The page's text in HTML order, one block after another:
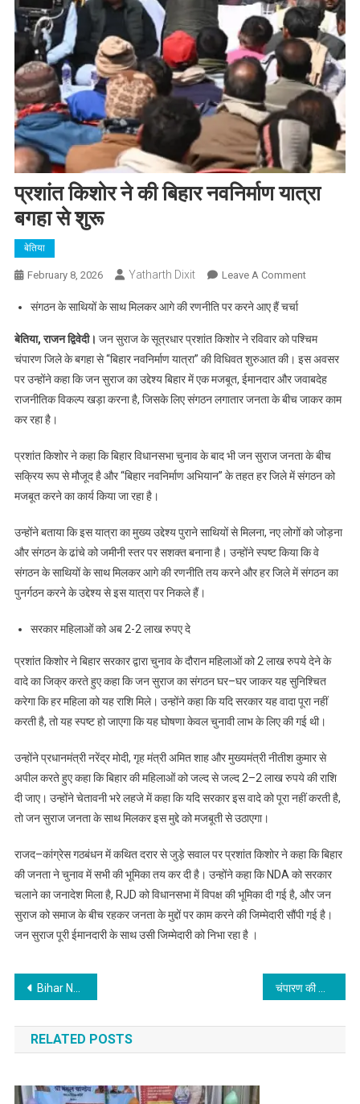
प्रशांत किशोर ने की बिहार नवनिर्माण यात्रा
बगहा से शुरू
बेतिया
February 8, 2026 Yatharth Dixit Leave A CommentOn
बिहार
नवनिर्माण
यात्रा
शुरू
संगठन के साथियों के साथ मिलकर आगे की रणनीति पर करने आए हैं चर्चा
बेतिया, राजन द्विवेदी। जन सुराज के सूत्रधार प्रशांत किशोर ने रविवार को पश्चिम
चंपारण जिले के बगहा से “बिहार नवनिर्माण यात्रा” की विधिवत शुरुआत की। इस अवसर
पर उन्होंने कहा कि जन सुराज का उद्देश्य बिहार में एक मजबूत, ईमानदार और जवाबदेह
राजनीतिक विकल्प खड़ा करना है, जिसके लिए संगठन लगातार जनता के बीच जाकर काम
कर रहा है।
प्रशांत किशोर ने कहा कि बिहार विधानसभा चुनाव के बाद भी जन सुराज जनता के बीच
सक्रिय रूप से मौजूद है और “बिहार नवनिर्माण अभियान” के तहत हर जिले में संगठन को
मजबूत करने का कार्य किया जा रहा है।
उन्होंने बताया कि इस यात्रा का मुख्य उद्देश्य पुराने साथियों से मिलना, नए लोगों को जोड़ना
और संगठन के ढांचे को जमीनी स्तर पर सशक्त बनाना है। उन्होंने स्पष्ट किया कि वे
संगठन के साथियों के साथ मिलकर आगे की रणनीति तय करने और हर जिले में संगठन का
पुनर्गठन करने के उद्देश्य से इस यात्रा पर निकले हैं।
सरकार महिलाओं को अब 2-2 लाख रुपए दे
प्रशांत किशोर ने बिहार सरकार द्वारा चुनाव के दौरान महिलाओं को 2 लाख रुपये देने के
वादे का जिक्र करते हुए कहा कि जन सुराज का संगठन घर–घर जाकर यह सुनिश्चित
करेगा कि हर महिला को यह राशि मिले। उन्होंने कहा कि यदि सरकार यह वादा पूरा नहीं
करती है, तो यह स्पष्ट हो जाएगा कि यह घोषणा केवल चुनावी लाभ के लिए की गई थी।
उन्होंने प्रधानमंत्री नरेंद्र मोदी, गृह मंत्री अमित शाह और मुख्यमंत्री नीतीश कुमार से
अपील करते हुए कहा कि बिहार की महिलाओं को जल्द से जल्द 2–2 लाख रुपये की राशि
दी जाए। उन्होंने चेतावनी भरे लहजे में कहा कि यदि सरकार इस वादे को पूरा नहीं करती है,
तो जन सुराज जनता के साथ मिलकर इस मुद्दे को मजबूती से उठाएगा।
राजद–कांग्रेस गठबंधन में कथित दरार से जुड़े सवाल पर प्रशांत किशोर ने कहा कि बिहार
की जनता ने चुनाव में सभी की भूमिका तय कर दी है। उन्होंने कहा कि NDA को सरकार
चलाने का जनादेश मिला है, RJD को विधानसभा में विपक्ष की भूमिका दी गई है, और जन
सुराज को समाज के बीच रहकर जनता के मुद्दों पर काम करने की जिम्मेदारी सौंपी गई है।
जन सुराज पूरी ईमानदारी के साथ उसी जिम्मेदारी को निभा रहा है ।
Post
navigation
Bihar News : चिराग पासवान ने पप्पू यादव की गिरफ्तारी को पूरी तरह कानूनी और न्यायिक प्रक्रिया करार दिया चंपारण की खबर : ढाका क्रिकेट क्लब ने न्यू स्टार क्रिकेट क्लब को हराया
RELATED POSTS